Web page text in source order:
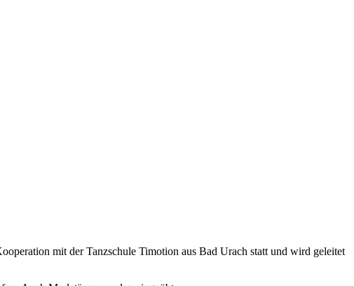
mit der Tanzschule Timotion aus Bad Urach statt und wird geleitet